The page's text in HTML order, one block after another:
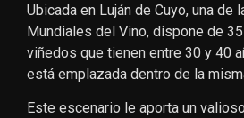
Ubicada en Luján de Cuyo, una de
Mundiales del Vino, dispone de
viñedos que tienen entre 30 y 40
está emplazada dentro de la
Este escenario le aporta un